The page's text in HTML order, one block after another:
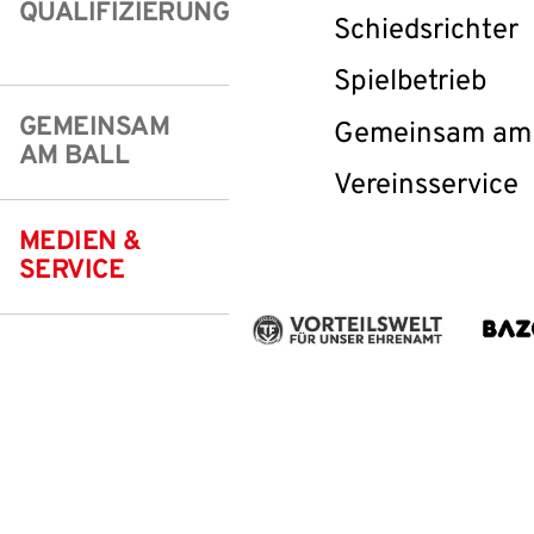
QUALIFIZIERUNG
GEMEINSAM
AM BALL
MEDIEN &
SERVICE
Schiedsrichter
Spielbetrieb
Gemeinsam
Vereinsservice
Bitte geben Sie
Futsal
#siekickt
Tage des Mädchenfußballs
Länderspiele
Impressum